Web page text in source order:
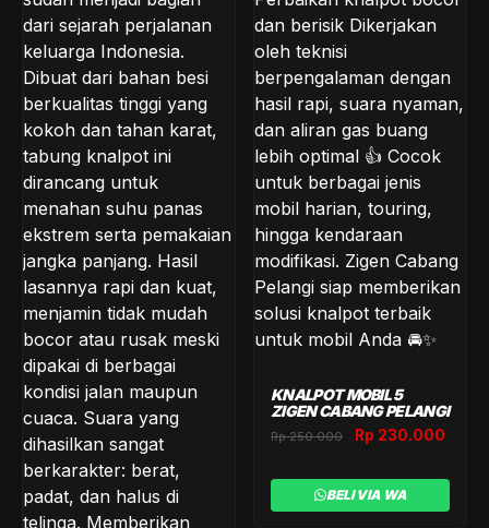
KNALPOT MOBIL 5
ZIGEN CABANG PELANGI
Rp250.000
Original
was:
Rp 250.000.
Rp 230.000
is:
BELI VIA WA